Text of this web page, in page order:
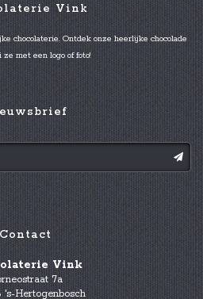
Vink
chocolaterie. Ontdek onze heerlijke chocolade
ze met een logo of foto!
Contact
Vink
7a
's-Hertogenbosch